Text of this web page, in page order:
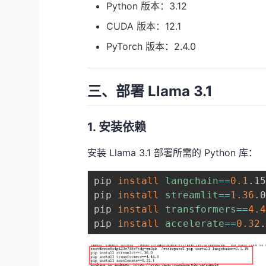
Python 版本：3.12
CUDA 版本：12.1
PyTorch 版本：2.4.0
三、部署 Llama 3.1
1. 安装依赖
安装 Llama 3.1 部署所需的 Python 库：
pip install langchain==0.1 .15
pip install streamlit==1.36 .0
pip install transformers==
pip install accelerate==0.32